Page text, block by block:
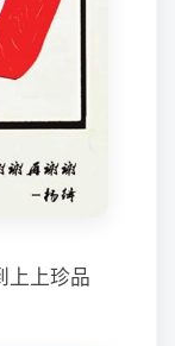
上上珍品